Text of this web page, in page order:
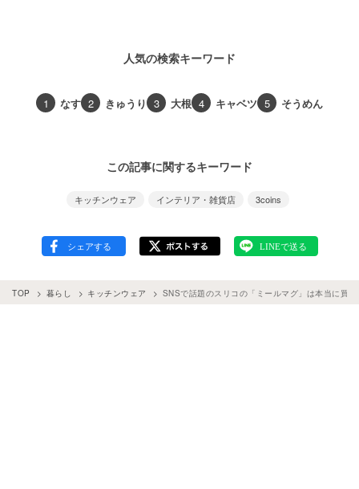
人気の検索キーワード
1 なす 2 きゅうり 3 大根 4 キャベツ 5 そうめん
この記事に関するキーワード
キッチンウェア インテリア・雑貨店 3coins
TOP 暮らし キッチンウェア SNSで話題のスリコの「ミールマグ」は本当に買